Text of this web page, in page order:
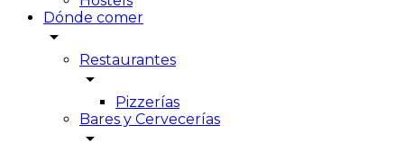
Dónde comer
arrow_drop_down
Restaurantes
arrow_drop_down
Pizzerías
Bares y Cervecerías
arrow_drop_down